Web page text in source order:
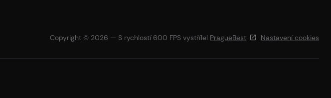
Copyright © 2026 — S rychlostí 600 FPS vystřílel PragueBest Nastavení cookies